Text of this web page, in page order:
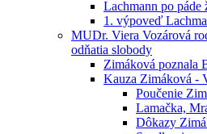
Lachmann po páde
1. výpoveď
MUDr. Viera Vozárová
odňatia slobody
Zimáková poznala
Kauza Zimáková -
Poučenie
Lamačka,
Dôkazy